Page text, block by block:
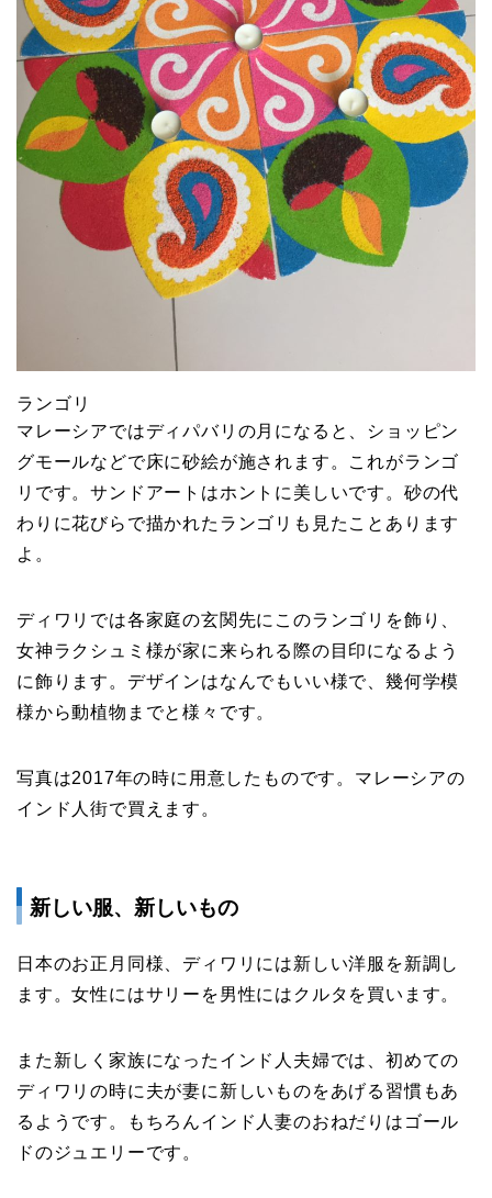
ランゴリ
マレーシアではディパバリの月になると、ショッピン
グモールなどで床に砂絵が施されます。これがランゴ
リです。サンドアートはホントに美しいです。砂の代
わりに花びらで描かれたランゴリも見たことあります
よ。
ディワリでは各家庭の玄関先にこのランゴリを飾り、
女神ラクシュミ様が家に来られる際の目印になるよう
に飾ります。デザインはなんでもいい様で、幾何学模
様から動植物までと様々です。
写真は2017年の時に用意したものです。マレーシアの
インド人街で買えます。
新しい服、新しいもの
日本のお正月同様、ディワリには新しい洋服を新調し
ます。女性にはサリーを男性にはクルタを買います。
また新しく家族になったインド人夫婦では、初めての
ディワリの時に夫が妻に新しいものをあげる習慣もあ
るようです。もちろんインド人妻のおねだりはゴール
ドのジュエリーです。